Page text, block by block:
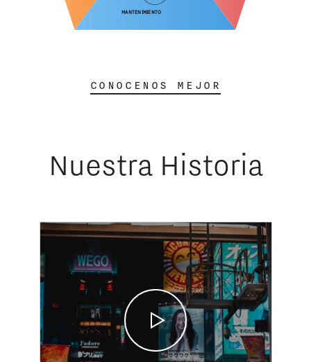
Mantenimiento
CONOCENOS MEJOR
Nuestra Historia